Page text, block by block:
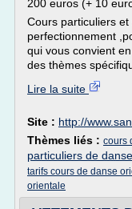
200 euros (+ 10
Cours particuliers
perfectionnement
qui vous convient
des thèmes
Lire la suite
Site : http://
Thèmes liés : cours
particuliers de
tarifs cours de danse
orientale